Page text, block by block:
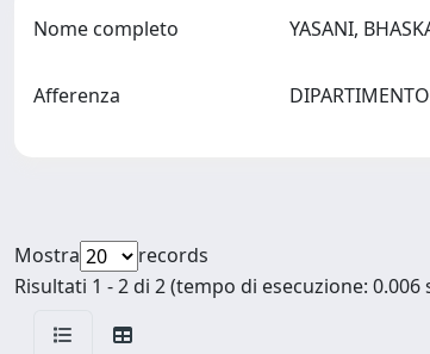
Nome completo YASANI,
Afferenza
Mostra
records
Risultati 1 - 2 di 2 (tempo di esecuzione: 0.006